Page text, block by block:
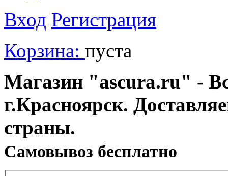
Вход Регистрация
Корзина: пуста
Магазин "ascura.ru" -
г.Красноярск.
страны.
Cамовывоз бесплатно